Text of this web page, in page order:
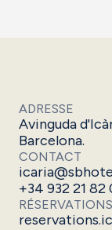
ADRESSE
Avinguda
Barcelona.
CONTACT
+34 932 21 82
RÉSERVATIONS